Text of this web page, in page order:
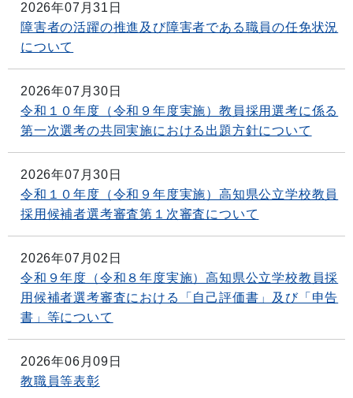
2026年07月31日
障害者の活躍の推進及び障害者である職員の任免状況
について
2026年07月30日
令和１０年度（令和９年度実施）教員採用選考に係る
第一次選考の共同実施における出題方針について
2026年07月30日
令和１０年度（令和９年度実施）高知県公立学校教員
採用候補者選考審査第１次審査について
2026年07月02日
令和９年度（令和８年度実施）高知県公立学校教員採
用候補者選考審査における「自己評価書」及び「申告
書」等について
2026年06月09日
教職員等表彰